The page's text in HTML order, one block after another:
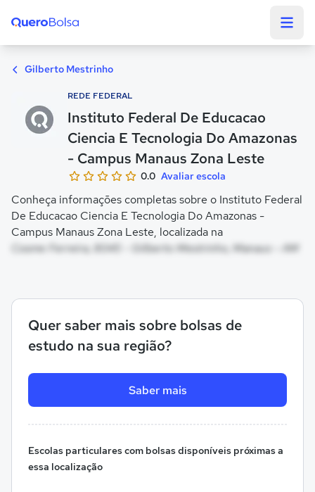
Gilberto Mestrinho
REDE FEDERAL
Instituto Federal De Educacao
Ciencia E Tecnologia Do Amazonas
- Campus Manaus Zona Leste
0.0 Avaliar escola
Conheça informações completas sobre o Instituto Federal
De Educacao Ciencia E Tecnologia Do Amazonas -
Campus Manaus Zona Leste, localizada na
Cosme Ferreira, 8045 - Gilberto Mestrinho, Manaus - AM
Quer saber mais sobre bolsas de
estudo na sua região?
Saber mais
Escolas particulares com bolsas disponíveis próximas a
essa localização